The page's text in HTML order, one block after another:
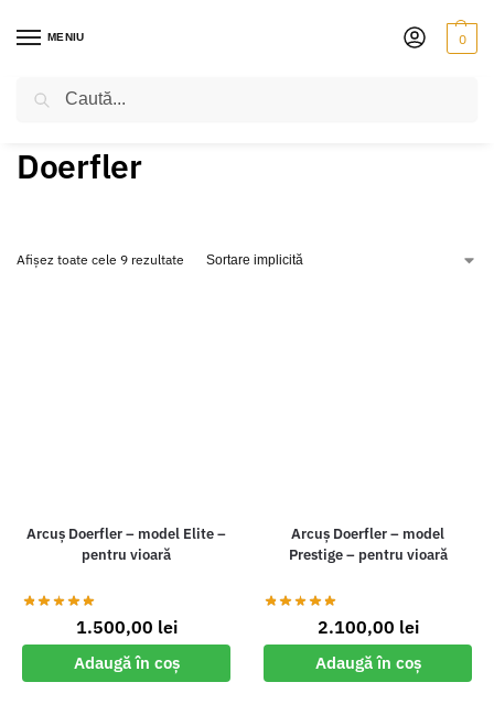
MENIU 0
Doerfler
Afișez toate cele 9 rezultate
Arcuș Doerfler – model Elite –
pentru vioară
1.500,00 lei
Adaugă în coș
Arcuș Doerfler – model
Prestige – pentru vioară
2.100,00 lei
Adaugă în coș